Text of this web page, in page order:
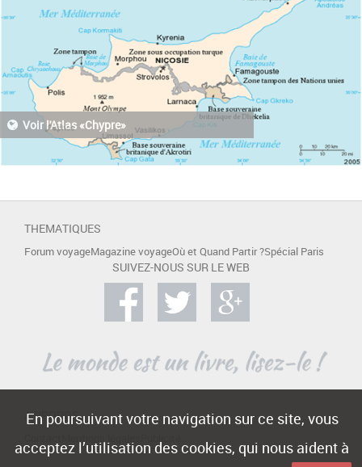
En poursuivant votre navigation sur ce site, vous
acceptez l’utilisation des cookies, qui nous aident à
Voir l'Atlas «Chypre»
THEMATIQUES
Forum voyageMagazine voyageOù et Quand Partir ?Spécial Paris
SUIVEZ-NOUS SUR LE WEB
A PROPOS